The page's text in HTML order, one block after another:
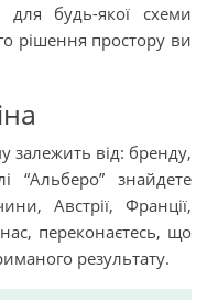
будь-якої схеми
рішення простору ви
залежить від: бренду,
“Альберо” знайдете
Австрії, Франції,
переконаєтесь, що
результату.